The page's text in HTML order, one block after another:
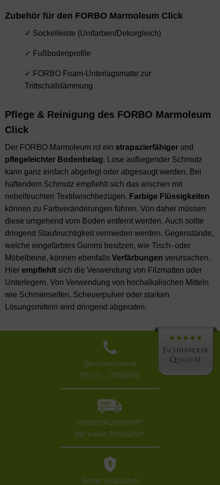
Zubehör für den FORBO Marmoleum Click
✓ Sockelleiste (Unifarben/Dekorgleich)
✓ Fußbodenprofile
✓ FORBO Foam-Unterlagsmatte zur
Trittschalldämmung
Pflege & Reinigung des FORBO Marmoleum
Click
Der FORBO Marmoleum ist ein strapazierfähiger und
pflegeleichter Bodenbelag. Lose aufliegender Schmutz
kann ganz einfach abgefegt oder abgesaugt werden. Bei
haftendem Schmutz empfiehlt sich das wischen mit
nebelfeuchten Textilwischbezügen. Farbige Flüssigkeiten
können zu Farbveränderungen führen. Von daher müssen
diese umgehend vom Boden entfernt werden. Auch sollte
dringend Staufeuchtigkeit vermieden werden. Gegenstände,
welche eingefärbtes Gummi besitzen, wie Tisch- oder
Möbelbeine, können ebenfalls Verfärbungen verursachen.
Hier empfiehlt sich die Verwendung von Filzmatten oder
Unterlegern. Von Verwendung von hochalkalischen Mitteln
wie Schmierseifen, Scheuerpulver oder starken
Lösungsmitteln wird dringend abgeraten.
Servicenummer
06151 - 7808880
Versandkostenfrei*
bei vielen Produkten
Sicher einkaufen: